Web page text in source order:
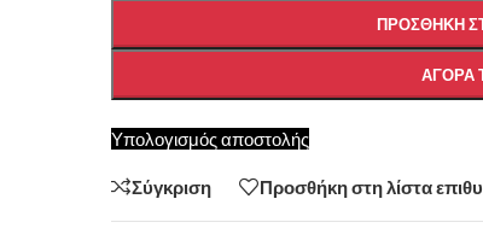
ΠΡΟΣΘΉΚΗ
ΑΓΟΡΆ
Υπολογισμός αποστολής
Σύγκριση Προσθήκη στη λίστα